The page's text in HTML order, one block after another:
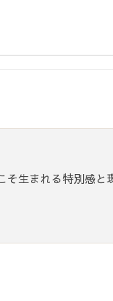
そ生まれる特別感と